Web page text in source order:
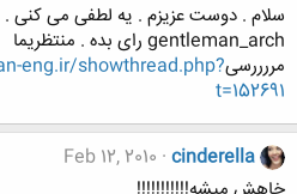
سلام . دوست عزیزم . یه لطفی می کنی .
gentleman_arch رای بده . منتظریما
مررررسیeng.ir/showthread.php?
t=152691
cinderella
Feb 12, 2010